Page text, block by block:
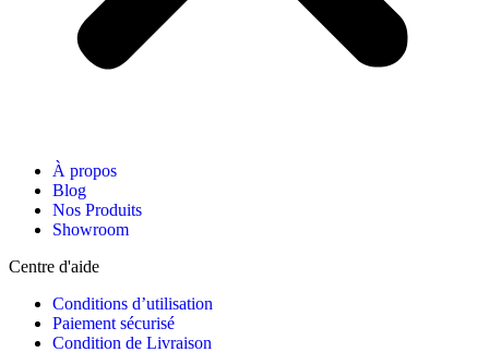
À propos
Blog
Nos Produits
Showroom
Centre d'aide
Conditions d’utilisation
Paiement sécurisé
Condition de Livraison